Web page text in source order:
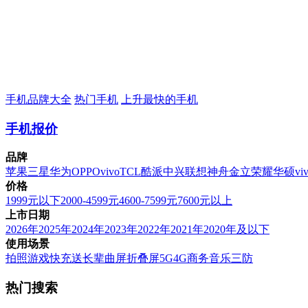
手机品牌大全 热门手机 上升最快的手机
手机报价
品牌
苹果三星华为OPPOvivoTCL酷派中兴联想神舟金立荣耀华硕
价格
1999元以下2000-4599元4600-7599元7600元以上
上市日期
2026年2025年2024年2023年2022年2021年2020年及以下
使用场景
拍照游戏快充送长辈曲屏折叠屏5G4G商务音乐三防
热门搜索